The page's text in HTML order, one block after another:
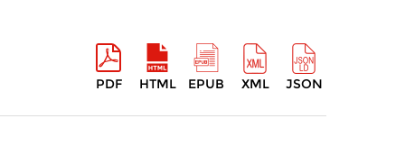
PDF HTML EPUB XML JSON